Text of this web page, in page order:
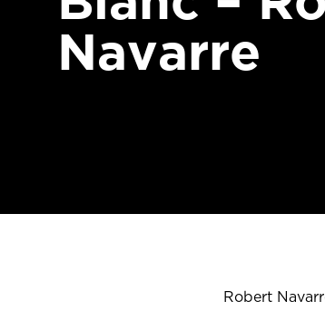
Navarre
Robert